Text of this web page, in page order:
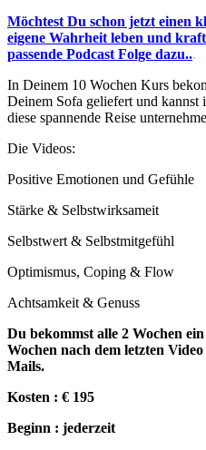
Möchtest Du schon jetzt einen
eigene Wahrheit leben und
passende Podcast Folge dazu...
In Deinem 10 Wochen Kurs
Deinem Sofa geliefert und
diese spannende Reise
Die Videos:
Positive Emotionen und Gefühle
Stärke & Selbstwirksameit
Selbstwert & Selbstmitgefühl
Optimismus, Coping & Flow
Achtsamkeit & Genuss
Du bekommst alle 2 Wochen
Wochen nach dem letzten
Mails.
Kosten : € 195
Beginn : jederzeit